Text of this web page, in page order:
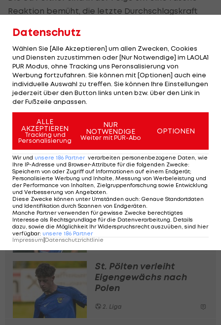
Reaktion bemüht, die letzte Durchschlagskraft
Die Partie steuert in der Folge auf ein
Unentschieden zu, bis der eingewechselte Ochs in
der Nachspielzeit auf einmal sehr viel Platz hat
und aus größerer Entfernung einfach einmal
draufhält. Sein Schuss wird abgefälscht und geht
ins Tor (90.+1). Die Vienna dreht das Spiel in einen
2:1-Erfolg.
Der Dreier bringt den Döblingern Platz neun ein,
während St. Pölten auf Rang 15 und damit auf
einem Abstiegsplatz steht.
SKN St. Pölten zieht
neuen Stürmer an Land
2. Liga
St. Pölten verleiht
Eigengewächs nach
Polen
2. Liga
Datenschutz
Wählen Sie [Alle Akzeptieren] um allen Zwecken, Cookies
und Diensten zuzustimmen oder [Nur Notwendige] im LAOLA1
PUR Modus, ohne Tracking uns Peronsalisierung von
Werbung fortzufahren. Sie können mit [Optionen] auch eine
individuelle Auswahl zu treffen. Sie können Ihre Einstellungen
jederzeit über den Button links unten bzw. über den Link in
der Fußzeile anpassen.
ALLE
AKZEPTIEREN
Tracking und
Personalisierung
NUR
NOTWENDIGE
Weiter mit PUR-Abo
OPTIONEN
Wir und unsere 186 Partner verarbeiten personenbezogene Daten, wie
Ihre IP-Adresse und Browser-Attribute für die folgenden Zwecke:
Speichern von oder Zugriff auf Informationen auf einem Endgerät;
Personalisierte Werbung und Inhalte, Messung von Werbeleistung und
der Performance von Inhalten, Zielgruppenforschung sowie Entwicklung
und Verbesserung von Angeboten
Diese Zwecke können unter Umständen auch: Genaue Standortdaten
und Identifikation durch Scannen von Endgeräten
Manche Partner verwenden für gewisse Zwecke berechtigtes
Interesse als Rechtsgrundlage für die Datenverarbeitung. Details
dazu, sowie die Möglichkeit Ihr Widerspruchsrecht auszuüben, sind hier
verfügbar: unsere 186 Partner
Impressum|Datenschutzrichtlinie